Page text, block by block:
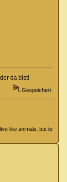
da bist!
Gespeichert
like animals, but to